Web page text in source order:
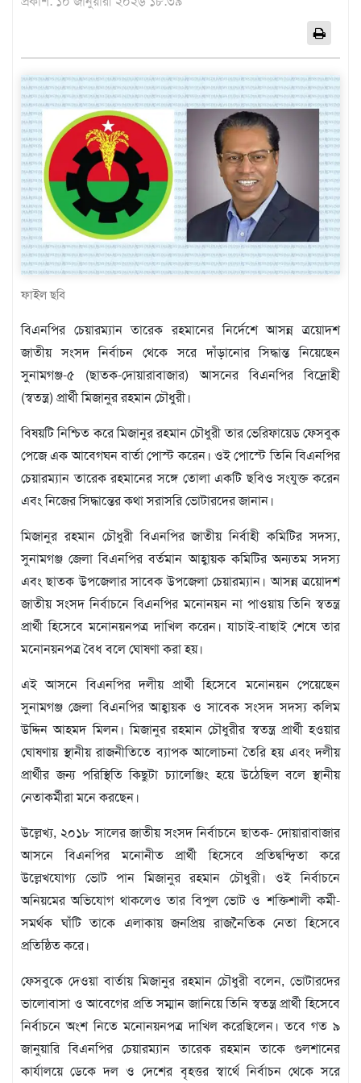
ইউরোপ
উত্তর
আমেরিকা
দক্ষিণ
আমেরিকা
ওশেনিয়া
এন্টারটিকা
বিনোদন
ভিডিও
অন্যান্য
তথ্য
প্রযুক্তি
মতামত
শিল্প
সাহিত্য
আইন
আদালত
অর্থনীতি
স্বাস্থ্য
লাইফস্টাইল
ফটো
প্রবাস
শিক্ষা
ও
সংস্কৃতি
গনমাধ্যম
সংবাদ
বিজ্ঞপ্তি
চাকুরী
আবহাওয়া
ফাইল ছবি
বিএনপির চেয়ারম্যান তারেক রহমানের নির্দেশে আসন্ন ত্রয়োদশ
জাতীয় সংসদ নির্বাচন থেকে সরে দাঁড়ানোর সিদ্ধান্ত নিয়েছেন
সুনামগঞ্জ-৫ (ছাতক-দোয়ারাবাজার) আসনের বিএনপির বিদ্রোহী
(স্বতন্ত্র) প্রার্থী মিজানুর রহমান চৌধুরী।
বিষয়টি নিশ্চিত করে মিজানুর রহমান চৌধুরী তার ভেরিফায়েড ফেসবুক
পেজে এক আবেগঘন বার্তা পোস্ট করেন। ওই পোস্টে তিনি বিএনপির
চেয়ারম্যান তারেক রহমানের সঙ্গে তোলা একটি ছবিও সংযুক্ত করেন
এবং নিজের সিদ্ধান্তের কথা সরাসরি ভোটারদের জানান।
মিজানুর রহমান চৌধুরী বিএনপির জাতীয় নির্বাহী কমিটির সদস্য,
সুনামগঞ্জ জেলা বিএনপির বর্তমান আহ্বায়ক কমিটির অন্যতম সদস্য
এবং ছাতক উপজেলার সাবেক উপজেলা চেয়ারম্যান। আসন্ন ত্রয়োদশ
জাতীয় সংসদ নির্বাচনে বিএনপির মনোনয়ন না পাওয়ায় তিনি স্বতন্ত্র
প্রার্থী হিসেবে মনোনয়নপত্র দাখিল করেন। যাচাই-বাছাই শেষে তার
মনোনয়নপত্র বৈধ বলে ঘোষণা করা হয়।
এই আসনে বিএনপির দলীয় প্রার্থী হিসেবে মনোনয়ন পেয়েছেন
সুনামগঞ্জ জেলা বিএনপির আহ্বায়ক ও সাবেক সংসদ সদস্য কলিম
উদ্দিন আহমদ মিলন। মিজানুর রহমান চৌধুরীর স্বতন্ত্র প্রার্থী হওয়ার
ঘোষণায় স্থানীয় রাজনীতিতে ব্যাপক আলোচনা তৈরি হয় এবং দলীয়
প্রার্থীর জন্য পরিস্থিতি কিছুটা চ্যালেঞ্জিং হয়ে উঠেছিল বলে স্থানীয়
নেতাকর্মীরা মনে করছেন।
উল্লেখ্য, ২০১৮ সালের জাতীয় সংসদ নির্বাচনে ছাতক- দোয়ারাবাজার
আসনে বিএনপির মনোনীত প্রার্থী হিসেবে প্রতিদ্বন্দ্বিতা করে
উল্লেখযোগ্য ভোট পান মিজানুর রহমান চৌধুরী। ওই নির্বাচনে
অনিয়মের অভিযোগ থাকলেও তার বিপুল ভোট ও শক্তিশালী কর্মী-
সমর্থক ঘাঁটি তাকে এলাকায় জনপ্রিয় রাজনৈতিক নেতা হিসেবে
প্রতিষ্ঠিত করে।
ফেসবুকে দেওয়া বার্তায় মিজানুর রহমান চৌধুরী বলেন, ভোটারদের
ভালোবাসা ও আবেগের প্রতি সম্মান জানিয়ে তিনি স্বতন্ত্র প্রার্থী হিসেবে
নির্বাচনে অংশ নিতে মনোনয়নপত্র দাখিল করেছিলেন। তবে গত ৯
জানুয়ারি বিএনপির চেয়ারম্যান তারেক রহমান তাকে গুলশানের
কার্যালয়ে ডেকে দল ও দেশের বৃহত্তর স্বার্থে নির্বাচন থেকে সরে